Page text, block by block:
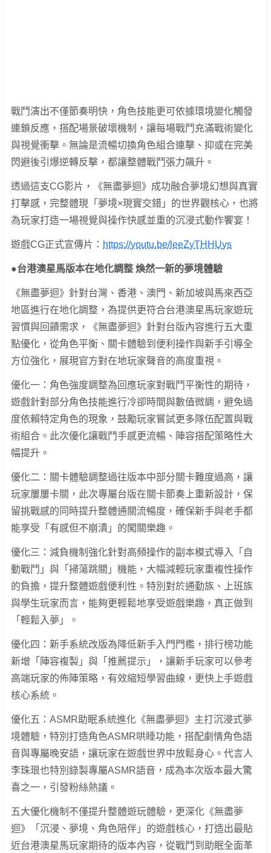
戰鬥演出不僅節奏明快，角色技能更可依據環境變化觸發
連鎖反應，搭配場景破壞機制，讓每場戰鬥充滿戰術變化
與視覺衝擊。無論是流暢切換角色組合連擊、抑或在完美
閃避後引爆逆轉反擊，都讓整體戰鬥張力飆升。
透過這支CG影片，《無盡夢迴》成功融合夢境幻想與真實
打擊感，完整體現「夢境×現實交錯」的世界觀核心，也將
為玩家打造一場視覺與操作快感並重的沉浸式動作饗宴！
遊戲CG正式宣傳片： https://youtu.be/leeZyTHHUys
●台港澳星馬版本在地化調整 煥然一新的夢境體驗
《無盡夢迴》針對台灣、香港、澳門、新加坡與馬來西亞
地區進行在地化調整，為提供更符合台港澳星馬玩家遊玩
習慣與回饋需求，《無盡夢迴》針對台版內容進行五大重
點優化，從角色平衡、關卡體驗到便利操作與新手引導全
方位強化，展現官方對在地玩家聲音的高度重視。
優化一：角色強度調整為回應玩家對戰鬥平衡性的期待，
遊戲針對部分角色技能進行冷卻時間與數值微調，避免過
度依賴特定角色的現象，鼓勵玩家嘗試更多隊伍配置與戰
術組合。此次優化讓戰鬥手感更流暢、陣容搭配策略性大
幅提升。
優化二：關卡體驗調整過往版本中部分關卡難度過高，讓
玩家屢屢卡關，此次專屬台版在關卡節奏上重新設計，保
留挑戰感的同時提升整體通關流暢度，確保新手與老手都
能享受「有感但不崩潰」的闖關樂趣。
優化三：減負機制強化針對高頻操作的副本模式導入「自
動戰鬥」與「掃蕩跳關」機能，大幅減輕玩家重複性操作
的負擔，提升整體遊戲便利性。特別對於通勤族、上班族
與學生玩家而言，能夠更輕鬆地享受遊戲樂趣，真正做到
「輕鬆入夢」。
優化四：新手系統改版為降低新手入門門檻，排行榜功能
新增「陣容複製」與「推薦提示」，讓新手玩家可以參考
高端玩家的佈陣策略，有效縮短學習曲線，更快上手遊戲
核心系統。
優化五：ASMR助眠系統進化《無盡夢迴》主打沉浸式夢
境體驗，特別打造角色ASMR哄睡功能，搭配劇情角色語
音與專屬晚安語，讓玩家在遊戲世界中放鬆身心。代言人
李珠珢也特別錄製專屬ASMR語音，成為本次版本最大驚
喜之一，引發粉絲熱議。
五大優化機制不僅提升整體遊玩體驗，更深化《無盡夢
迴》「沉浸、夢境、角色陪伴」的遊戲核心，打造出最貼
近台港澳星馬玩家期待的版本內容，從戰鬥到助眠全面革